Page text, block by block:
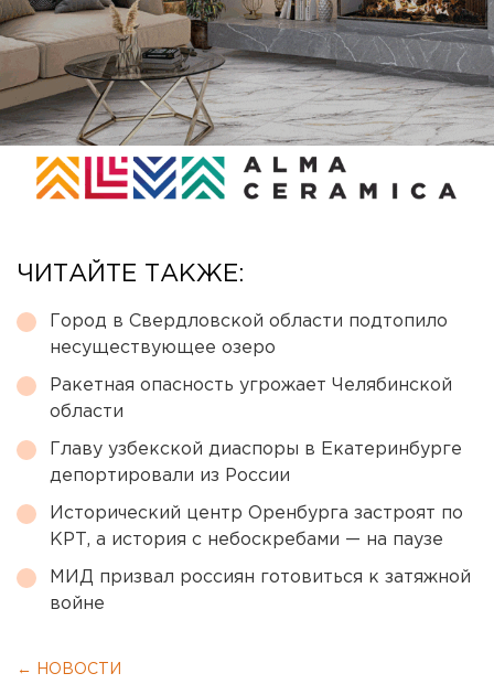
ЧИТАЙТЕ ТАКЖЕ:
Город в Свердловской области подтопило
несуществующее озеро
Ракетная опасность угрожает Челябинской
области
Главу узбекской диаспоры в Екатеринбурге
депортировали из России
Исторический центр Оренбурга застроят по
КРТ, а история с небоскребами — на паузе
МИД призвал россиян готовиться к затяжной
войне
← НОВОСТИ